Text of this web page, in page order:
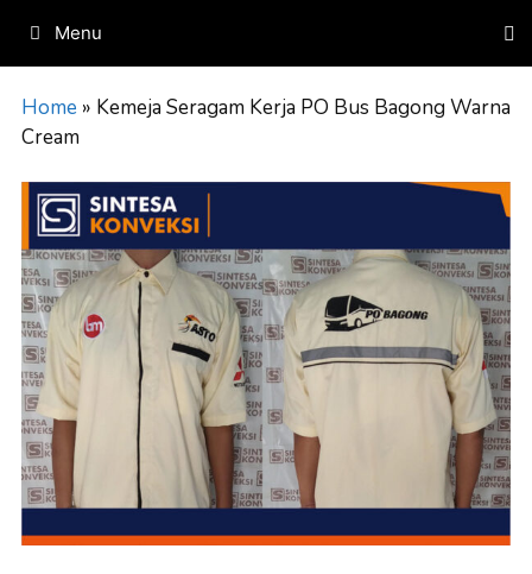
content
Menu
Home » Kemeja Seragam Kerja PO Bus Bagong Warna
Cream